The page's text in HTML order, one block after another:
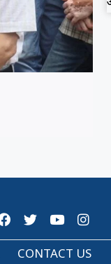
CONTACT US